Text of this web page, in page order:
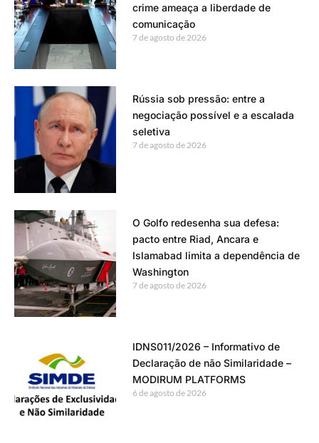
crime ameaça a liberdade de
comunicação
7 de agosto de 2026
Rússia sob pressão: entre a
negociação possível e a escalada
seletiva
7 de agosto de 2026
O Golfo redesenha sua defesa:
pacto entre Riad, Ancara e
Islamabad limita a dependência de
Washington
7 de agosto de 2026
IDNS011/2026 – Informativo de
Declaração de não Similaridade –
MODIRUM PLATFORMS
6 de agosto de 2026